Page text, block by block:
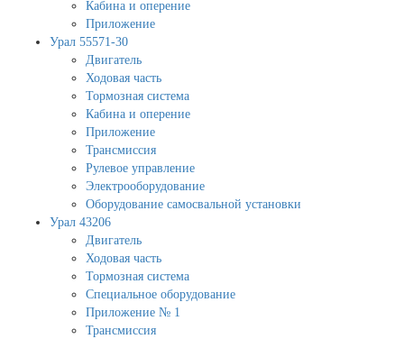
Кабина и оперение
Приложение
Урал 55571-30
Двигатель
Ходовая часть
Тормозная система
Кабина и оперение
Приложение
Трансмиссия
Рулевое управление
Электрооборудование
Оборудование самосвальной установки
Урал 43206
Двигатель
Ходовая часть
Тормозная система
Специальное оборудование
Приложение № 1
Трансмиссия